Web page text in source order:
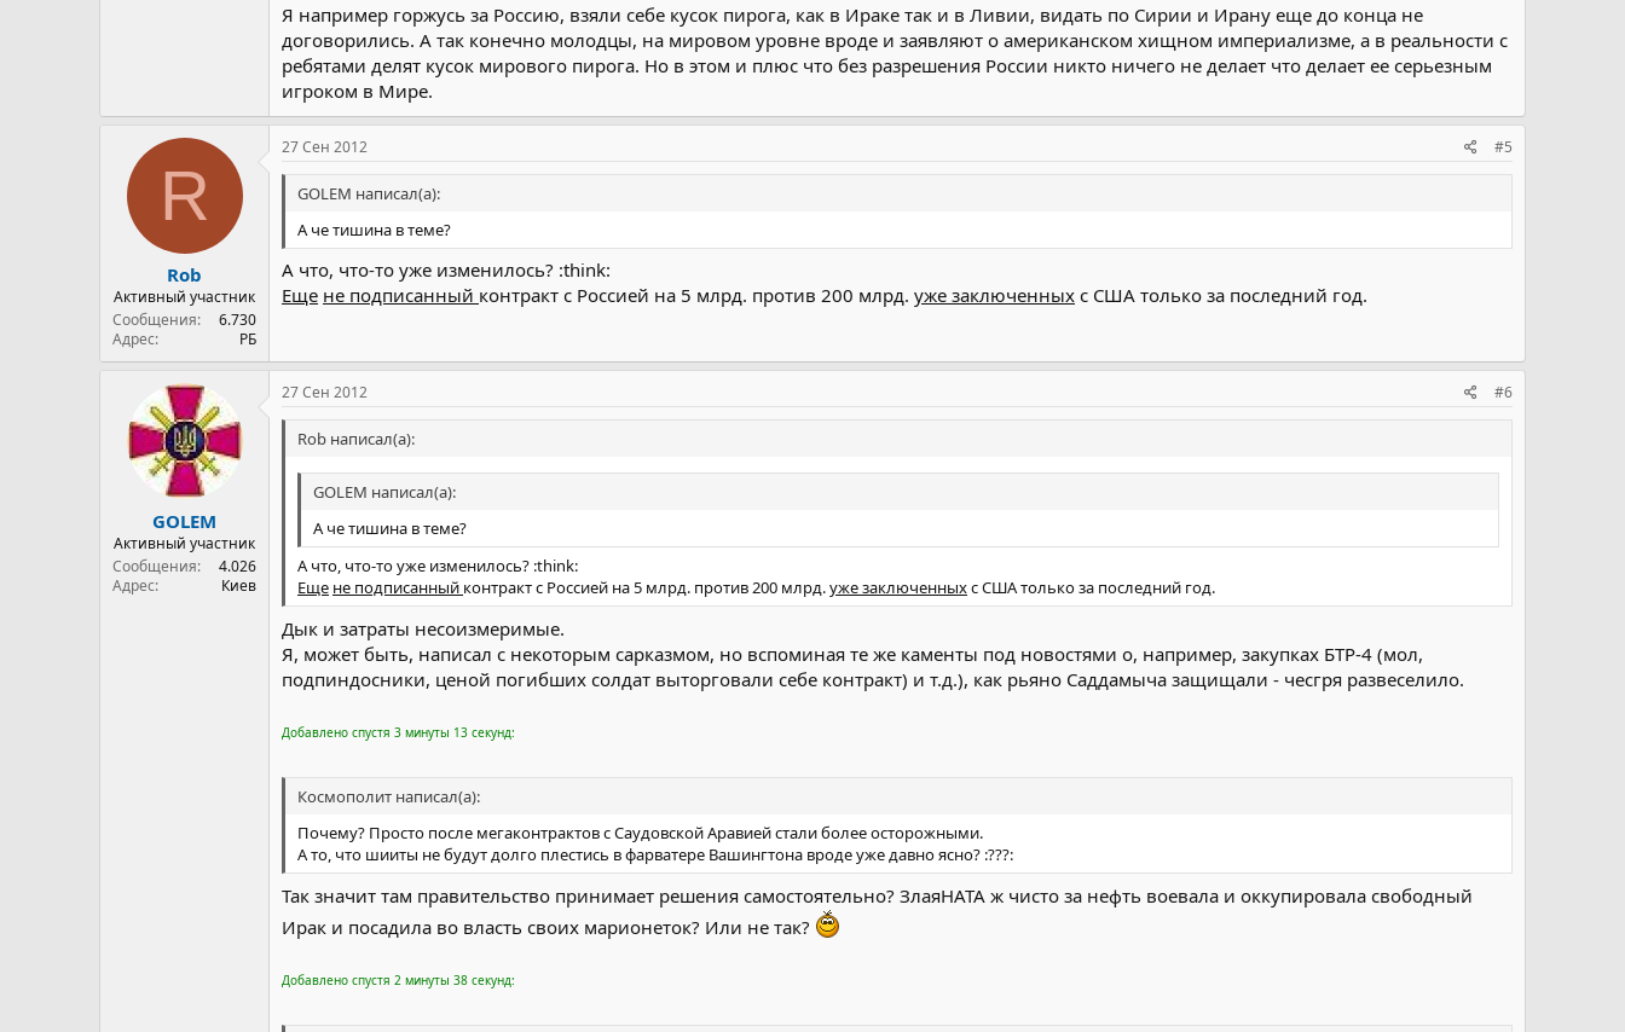
Я например горжусь за Россию, взяли себе кусок пирога, как в Ираке так и в Ливии, видать по Сирии и Ирану еще до конца не
договорились. А так конечно молодцы, на мировом уровне вроде и заявляют о американском хищном империализме, а в реальности с
ребятами делят кусок мирового пирога. Но в этом и плюс что без разрешения России никто ничего не делает что делает ее серьезным
игроком в Мире.
R
Rob
Активный участник
Сообщения
6.730
Адрес
РБ
27 Сен 2012 #5
GOLEM написал(а):
А че тишина в теме?
А что, что-то уже изменилось? :think:
Еще не подписанный контракт с Россией на 5 млрд. против 200 млрд. уже заключенных с США только за последний год.
GOLEM
Активный участник
Сообщения
4.026
Адрес
Киев
27 Сен 2012 #6
Rob написал(а):
GOLEM написал(а):
А че тишина в теме?
А что, что-то уже изменилось? :think:
Еще не подписанный контракт с Россией на 5 млрд. против 200 млрд.уже заключенныхс США только за последний год.
Дык и затраты несоизмеримые.
Я, может быть, написал с некоторым сарказмом, но вспоминая те же каменты под новостями о, например, закупках БТР-4 (мол,
подпиндосники, ценой погибших солдат выторговали себе контракт) и т.д.), как рьяно Саддамыча защищали - чесгря развеселило.
Добавлено спустя 3 минуты 13 секунд:
Космополит написал(а):
Почему? Просто после мегаконтрактов с Саудовской Аравией стали более осторожными.
А то, что шииты не будут долго плестись в фарватере Вашингтона вроде уже давно ясно? :???:
Так значит там правительство принимает решения самостоятельно? ЗлаяНАТА ж чисто за нефть воевала и оккупировала свободный
Ирак и посадила во власть своих марионеток? Или не так?
Добавлено спустя 2 минуты 38 секунд: